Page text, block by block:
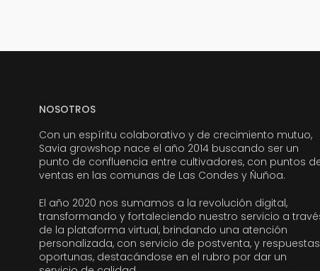
NOSOTROS
Con un espíritu colaborativo y de crecimiento mutuo,
Savia growshop nace el año 2014 buscando ser un
punto de confluencia entre cultivadores, con puntos
ventas en las comunas de Las Condes y Ñuñoa.
El año 2020 nos sumamos a la revolución digital,
transformando y fortaleciendo nuestro servicio a
de la plataforma virtual, brindando una atención
personalizada, con servicio de postventa, y respuestas
oportunas, destacándose en el rubro por dar un